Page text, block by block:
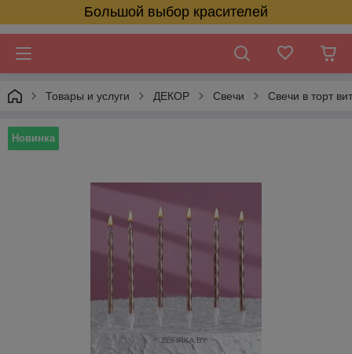
Большой выбор красителей
Товары и услуги ДЕКОР Свечи Свечи в торт
Новинка